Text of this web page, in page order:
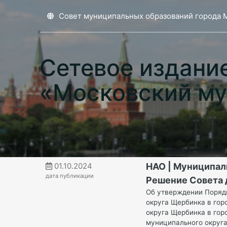
Совет муниципальных образований города
Сетевое
«Московский
01.10.2024
дата публикации
НАО |
Решение Совета
Об утверждении
округа Щербинка в
округа Щербинка в
муниципального